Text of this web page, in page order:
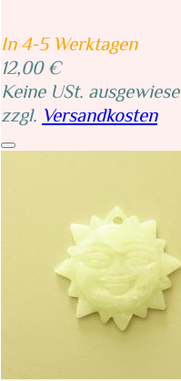
In 4-5 Werktagen
12,00 €
Keine USt.
zzgl. Versandkosten